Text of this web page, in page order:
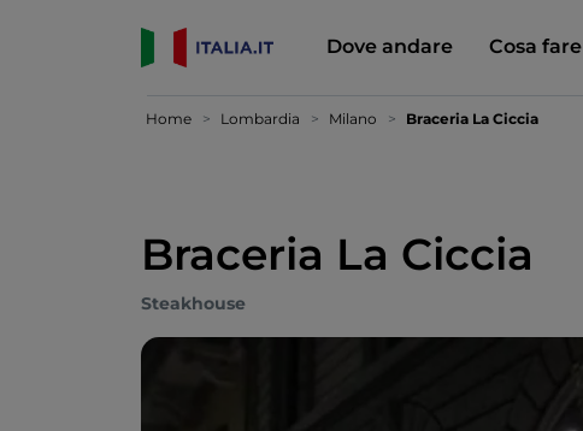
Dove andare Cosa fare
Home Lombardia Milano Braceria La Ciccia
Braceria La Ciccia
Steakhouse